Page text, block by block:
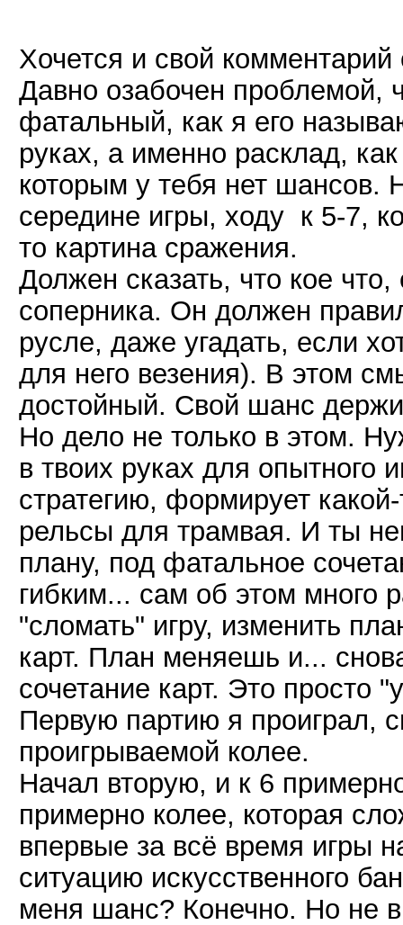
Хочется и свой комментарий
Давно озабочен проблемой,
фатальный, как я его
руках, а именно расклад,
которым у тебя нет шансов.
середине игры, ходу к 5-7,
то картина сражения.
Должен сказать, что кое
соперника. Он должен
русле, даже угадать, если
для него везения). В этом
достойный. Свой шанс
Но дело не только в этом.
в твоих руках для опытного
стратегию, формирует
рельсы для трамвая. И ты
плану, под фатальное
гибким... сам об этом много
"сломать" игру, изменить
карт. План меняешь и...
сочетание карт. Это просто
Первую партию я проиграл,
проигрываемой колее.
Начал вторую, и к 6
примерно колее, которая
впервые за всё время игры
ситуацию искусственного
меня шанс? Конечно. Но не